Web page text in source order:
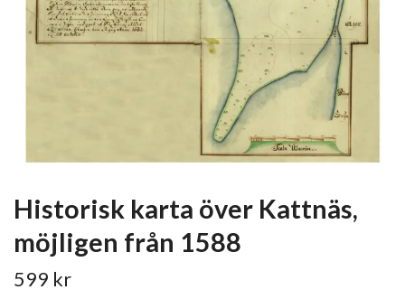
Historisk karta över Kattnäs,
möjligen från 1588
599 kr